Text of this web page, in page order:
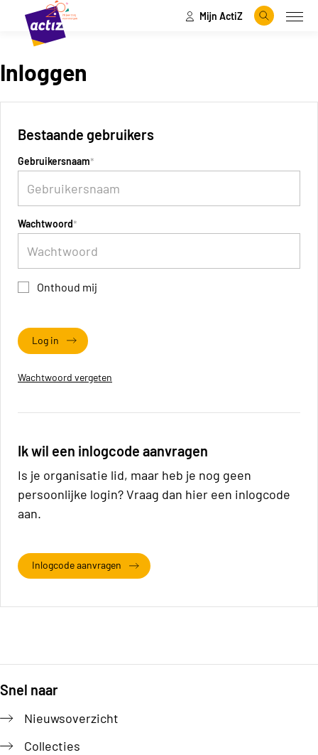
Naar hoofdinhoud
Naar menu Mijn ActiZ
Zoeken
Inloggen
Bestaande gebruikers
Gebruikersnaam
Wachtwoord
Onthoud mij
Log in
Wachtwoord vergeten
Ik wil een inlogcode aanvragen
Is je organisatie lid, maar heb je nog geen
persoonlijke login? Vraag dan hier een inlogcode
aan.
Inlogcode aanvragen
Snel naar
Nieuwsoverzicht
Collecties